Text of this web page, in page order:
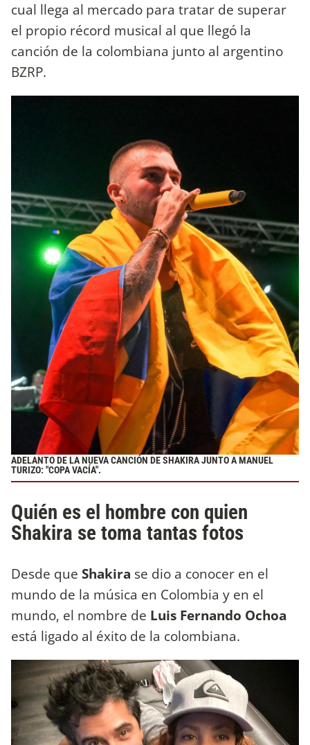
cual llega al mercado para tratar de superar
el propio récord musical al que llegó la
canción de la colombiana junto al argentino
BZRP.
ADELANTO DE LA NUEVA CANCIÓN DE SHAKIRA JUNTO A MANUEL
TURIZO: "COPA VACÍA".
Quién es el hombre con quien
Shakira se toma tantas fotos
Desde que Shakira se dio a conocer en el
mundo de la música en Colombia y en el
mundo, el nombre de Luis Fernando Ochoa
está ligado al éxito de la colombiana.